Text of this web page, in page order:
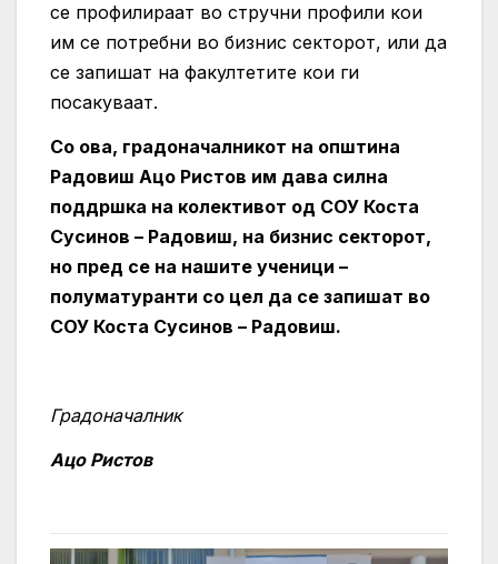
се профилираат во стручни профили кои
им се потребни во бизнис секторот, или да
се запишат на факултетите кои ги
посакуваат.
Со ова, градоначалникот на општина
Радовиш Ацо Ристов им дава силна
поддршка на колективот од СОУ Коста
Сусинов – Радовиш, на бизнис секторот,
но пред се на нашите ученици –
полуматуранти со цел да се запишат во
СОУ Коста Сусинов – Радовиш.
Градоначалник
Ацо Ристов